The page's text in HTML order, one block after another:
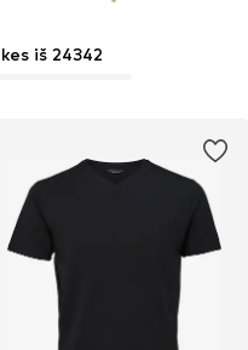
iš 24342